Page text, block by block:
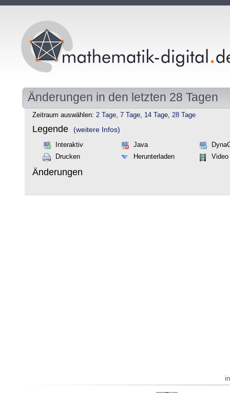
Änderungen in den letzten 28 Tagen
Zeitraum auswählen: 2 Tage, 7 Tage, 14 Tage, 28 Tage
Legende (weitere Infos)
Interaktiv Java
Drucken
Herunterladen Video
Änderungen